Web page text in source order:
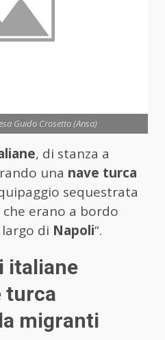
Guido Crosetto (Ansa)
, di stanza a
una nave turca
sequestrata
che erano a bordo
di Napoli“.
italiane
turca
migranti